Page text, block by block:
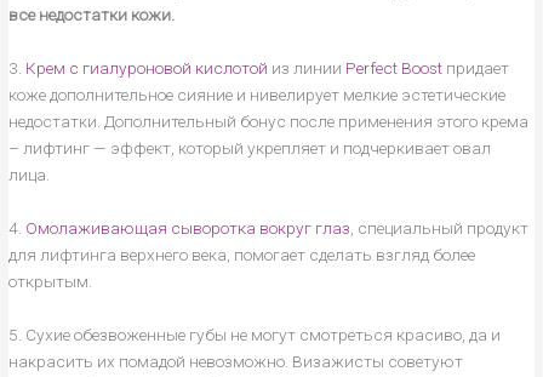
все недостатки кожи.
3. Крем с гиалуроновой кислотой из линии Perfect Boost придает
коже дополнительное сияние и нивелирует мелкие эстетические
недостатки. Дополнительный бонус после применения этого крема
– лифтинг — эффект, который укрепляет и подчеркивает овал
лица.
4. Омолаживающая сыворотка вокруг глаз , специальный продукт
для лифтинга верхнего века, помогает сделать взгляд более
открытым.
5. Сухие обезвоженные губы не могут смотреться красиво, да и
накрасить их помадой невозможно. Визажисты советуют